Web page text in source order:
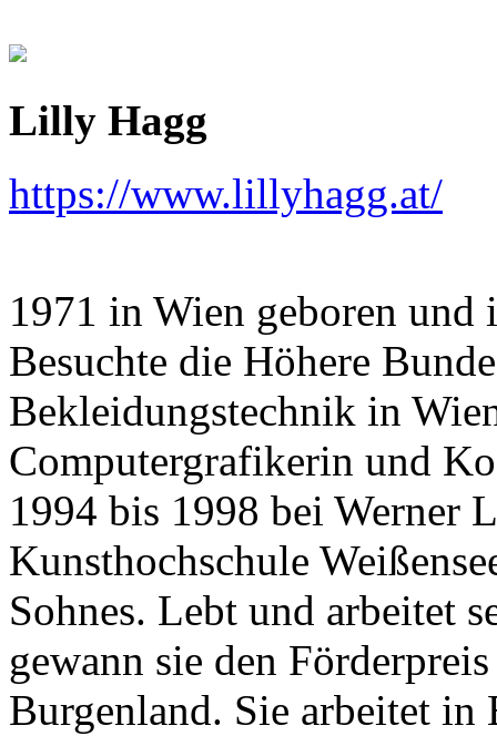
Lilly Hagg
https://www.lillyhagg.at/
1971 in Wien geboren und
Besuchte die Höhere
Bekleidungstechnik in
Computergrafikerin und
1994 bis 1998 bei Werner
Kunsthochschule
Sohnes. Lebt und arbeitet
gewann sie den
Burgenland. Sie arbeitet